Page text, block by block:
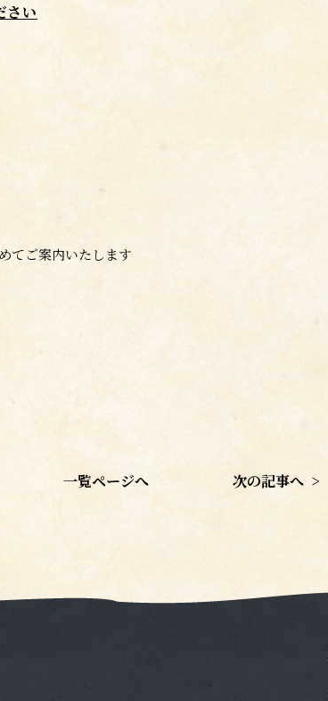
さい
てご案内いたします
一覧ページへ 次の記事へ >